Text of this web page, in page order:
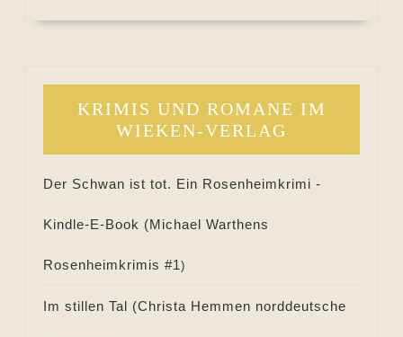
KRIMIS UND ROMANE IM
WIEKEN-VERLAG
Der Schwan ist tot. Ein Rosenheimkrimi -
Kindle-E-Book (Michael Warthens
Rosenheimkrimis #1)
Im stillen Tal (Christa Hemmen norddeutsche